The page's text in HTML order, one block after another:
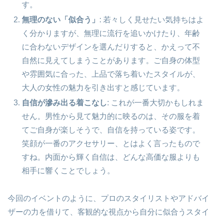
す。
無理のない「似合う」 : 若々しく見せたい気持ちはよ
く分かりますが、無理に流行を追いかけたり、年齢
に合わないデザインを選んだりすると、かえって不
自然に見えてしまうことがあります。ご自身の体型
や雰囲気に合った、上品で落ち着いたスタイルが、
大人の女性の魅力を引き出すと感じています。
自信が滲み出る着こなし: これが一番大切かもしれま
せん。男性から見て魅力的に映るのは、その服を着
てご自身が楽しそうで、自信を持っている姿です。
笑顔が一番のアクセサリー、とはよく言ったもので
すね。内面から輝く自信は、どんな高価な服よりも
相手に響くことでしょう。
今回のイベントのように、プロのスタイリストやアドバイ
ザーの力を借りて、客観的な視点から自分に似合うスタイ